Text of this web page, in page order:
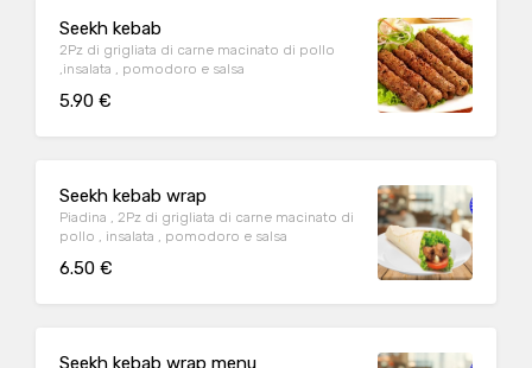
Seekh kebab
2Pz di grigliata di carne macinato di pollo
,insalata , pomodoro e salsa
5.90 €
Seekh kebab wrap
Piadina , 2Pz di grigliata di carne macinato di
pollo , insalata , pomodoro e salsa
6.50 €
Seekh kebab wrap menu